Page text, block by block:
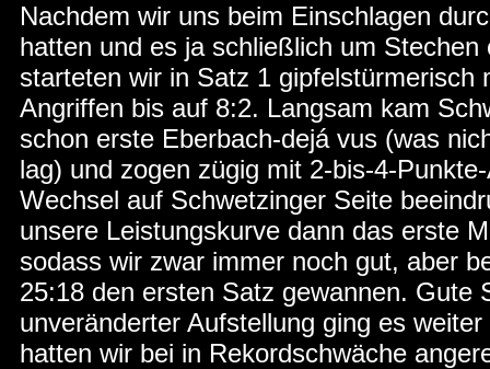
Nachdem wir uns beim Einschlagen
hatten und es ja schließlich um
starteten wir in Satz 1 gipfelstürmerisch
Angriffen bis auf 8:2. Langsam kam
schon erste Eberbach-dejá vus (was
lag) und zogen zügig mit 2-bis-4-
Wechsel auf Schwetzinger Seite
unsere Leistungskurve dann das erste
sodass wir zwar immer noch gut, aber
25:18 den ersten Satz gewannen. Gute
unveränderter Aufstellung ging es
hatten wir bei in Rekordschwäche